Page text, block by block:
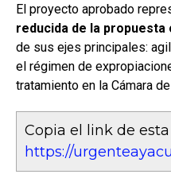
El proyecto aprobado
reducida de la propuesta
de sus ejes principales:
el régimen de
tratamiento en la Cámara
Copia el link de
https://